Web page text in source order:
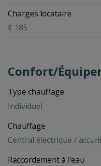
Charges locataire
€ 185
Confort/
Type chauffage
Individuel
Chauffage
Central électrique /
Raccordement à l’eau